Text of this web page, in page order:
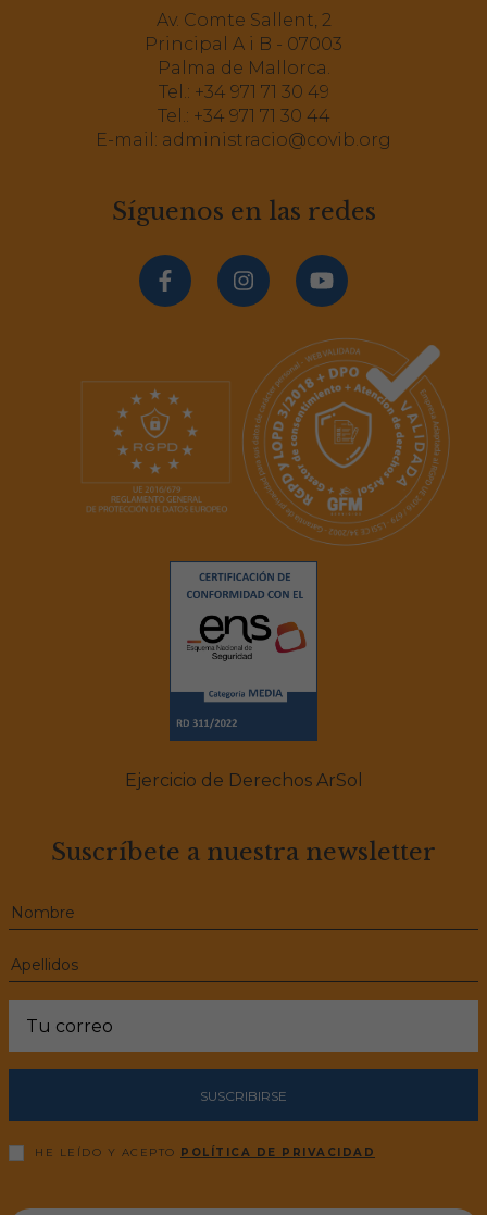
Av. Comte Sallent, 2
Principal A i B - 07003
Palma de Mallorca.
Tel.: +34 971 71 30 49
Tel.: +34 971 71 30 44
E-mail: administracio@covib.org
Síguenos en las redes
Ejercicio de Derechos ArSol
Suscríbete a nuestra newsletter
SUSCRIBIRSE
HE LEÍDO Y ACEPTO POLÍTICA DE PRIVACIDAD